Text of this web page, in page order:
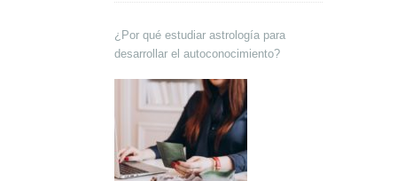
¿Por qué estudiar astrología para
desarrollar el autoconocimiento?